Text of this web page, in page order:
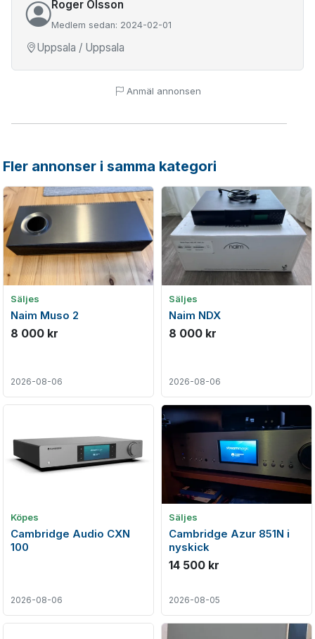
Roger Olsson
Medlem sedan: 2024-02-01
Uppsala / Uppsala
Anmäl annonsen
Fler annonser i samma kategori
Säljes
Naim Muso 2
8 000 kr
2026-08-06
Säljes
Naim NDX
8 000 kr
2026-08-06
Köpes
Cambridge Audio CXN
100
2026-08-06
Säljes
Cambridge Azur 851N i
nyskick
14 500 kr
2026-08-05